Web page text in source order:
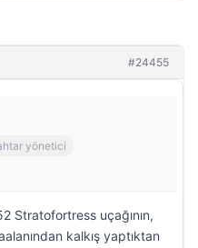
#24455
yönetici
Stratofortress uçağının,
kalkış yaptıktan